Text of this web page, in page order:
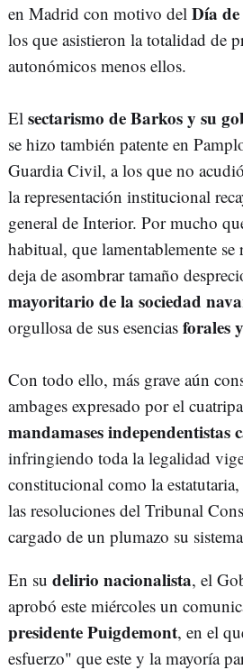
en Madrid con motivo del Día
los que asistieron la totalidad de
autonómicos menos ellos.
El sectarismo de Barkos y su
se hizo también patente en
Guardia Civil, a los que no acudió
la representación institucional
general de Interior. Por mucho
habitual, que lamentablemente se
deja de asombrar tamaño
mayoritario de la sociedad
orgullosa de sus esencias forales
Con todo ello, más grave aún
ambages expresado por el
mandamases independentistas
infringiendo toda la legalidad
constitucional como la estatutaria,
las resoluciones del Tribunal
cargado de un plumazo su
En su delirio nacionalista, el
aprobó este miércoles un
presidente Puigdemont, en el
esfuerzo" que este y la mayoría